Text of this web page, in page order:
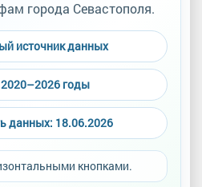
города Севастополя.
источник данных
годы
данных: 18.06.2026
кнопками.